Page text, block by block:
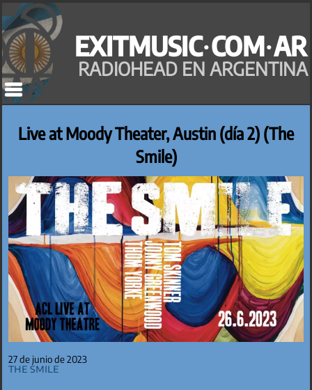
Saltar
al
contenido
EXITMUSIC·COM·AR
RADIOHEAD EN ARGENTINA
Live at Moody Theater, Austin (día 2) (The
Smile)
27 de junio de 2023
The Smile